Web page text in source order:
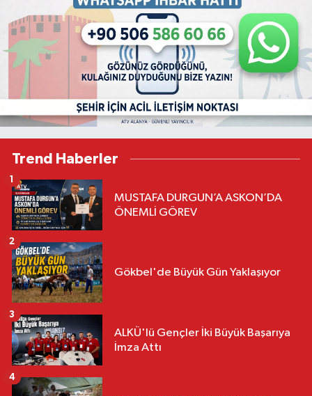
Trend Haberler
MUSTAFA DURGUN’A ASKON’DA
ÖNEMLİ GÖREV
1
Gökbel'de Büyük Gün Yaklaşıyor
2
ALKÜ'lü Gençler İki Büyük Başarıya
İmza Attı
3
4